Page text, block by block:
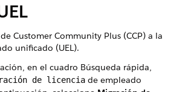
Customer Community Plus (CCP) a la
unificado (UEL).
en el cuadro Búsqueda rápida,
de licencia de empleado